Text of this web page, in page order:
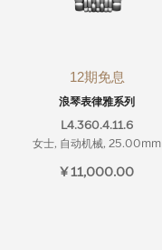
12期免息
浪琴表律雅系列
L4.360.4.11.6
女士, 自动机械, 25.00mm
¥ 11,000.00